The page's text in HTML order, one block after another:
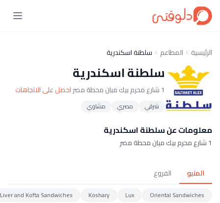
الرئيسية المطاعم سلطنة اسكندرية
سلطنة اسكندرية
1 شارع محرم بيك ميان محطة مصر احصل على الاتجاهات
شرقي مصري مشاوي
معلومات عن سلطنة اسكندرية
1 شارع محرم بيك ميان محطة مصر
المنيو الفروع
Oriental Sandwiches
Lux
Koshary
Liver and Kofta Sandwiches